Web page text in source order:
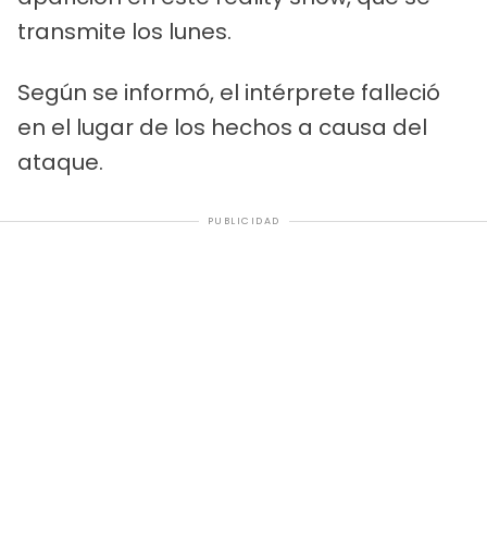
transmite los lunes.
Según se informó, el intérprete falleció
en el lugar de los hechos a causa del
ataque.
PUBLICIDAD